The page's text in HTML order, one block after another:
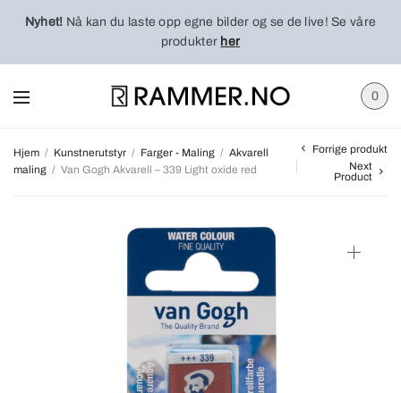
Nyhet! Nå kan du laste opp egne bilder og se de live! Se våre
produkter her
0
Hjem / Kunstnerutstyr / Farger - Maling / Akvarell
maling / Van Gogh Akvarell – 339 Light oxide red
Forrige produkt
Next
Product